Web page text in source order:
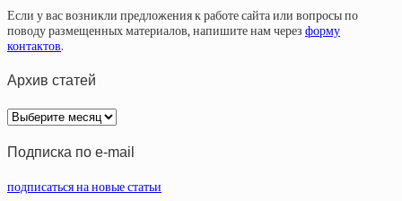
Если у вас возникли предложения к работе сайта или вопросы по
поводу размещенных материалов, напишите нам через форму
контактов.
Архив статей
Архив
статей
Подписка по e-mail
подписаться на новые статьи